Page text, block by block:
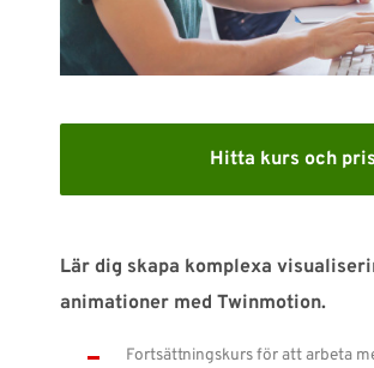
WEBSHOP
Support
Sverige NTI Group Brasil Danmark
España Ireland Ísland
Hitta kurs och pris
Lär dig skapa komplexa
animationer med Twinmotion.
Fortsättningskurs för att arbeta